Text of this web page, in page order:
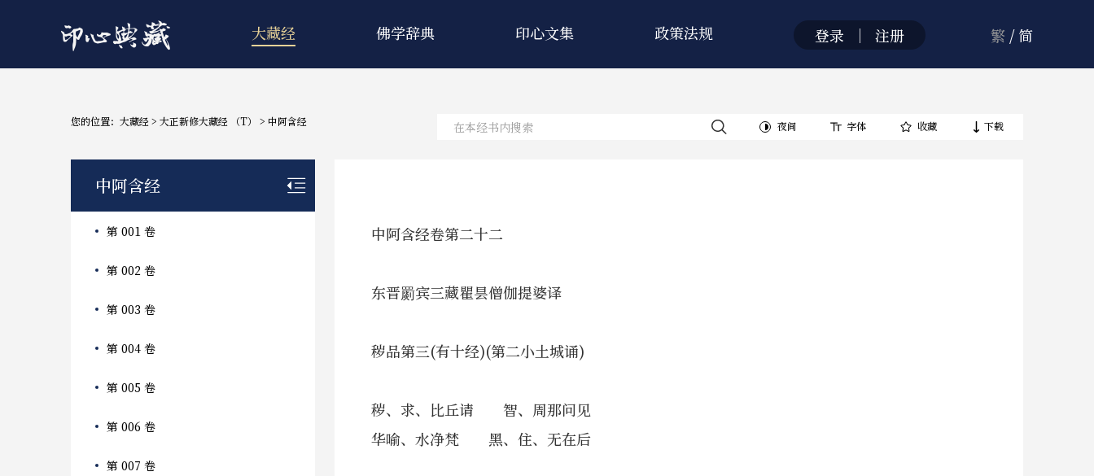
大藏经 佛学辞典 印心文集 政策法规 登录 ｜ 注册 繁 /简
您的位置： 大藏经 > 大正新修大藏经 （T） > 中阿含经 夜间 字体 收藏 下载
中阿含经
第 001 卷
第 002 卷
第 003 卷
第 004 卷
第 005 卷
第 006 卷
第 007 卷
中阿含经卷第二十二
东晋罽宾三藏瞿昙僧伽提婆译
秽品第三(有十经)(第二小土城诵)
秽、求、比丘请 智、周那问见
华喻、水净梵 黑、住、无在后